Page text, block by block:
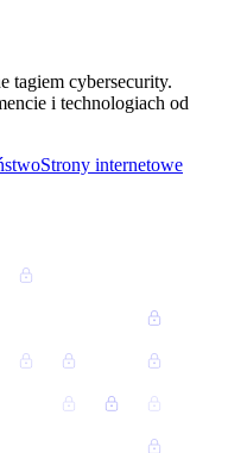
tagiem cybersecurity.
i technologiach od
Strony internetowe